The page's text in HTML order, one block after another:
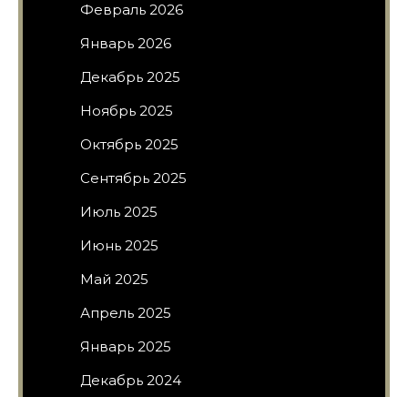
Февраль 2026
Январь 2026
Декабрь 2025
Ноябрь 2025
Октябрь 2025
Сентябрь 2025
Июль 2025
Июнь 2025
Май 2025
Апрель 2025
Январь 2025
Декабрь 2024